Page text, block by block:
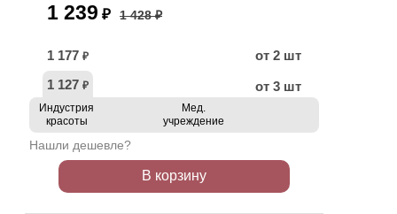
1 239 ₽ 1 428 ₽
1 177 ₽
от 2 шт
1 127 ₽ от 3 шт
Индустрия
красоты
Мед.
учреждение
Нашли дешевле?
В корзину